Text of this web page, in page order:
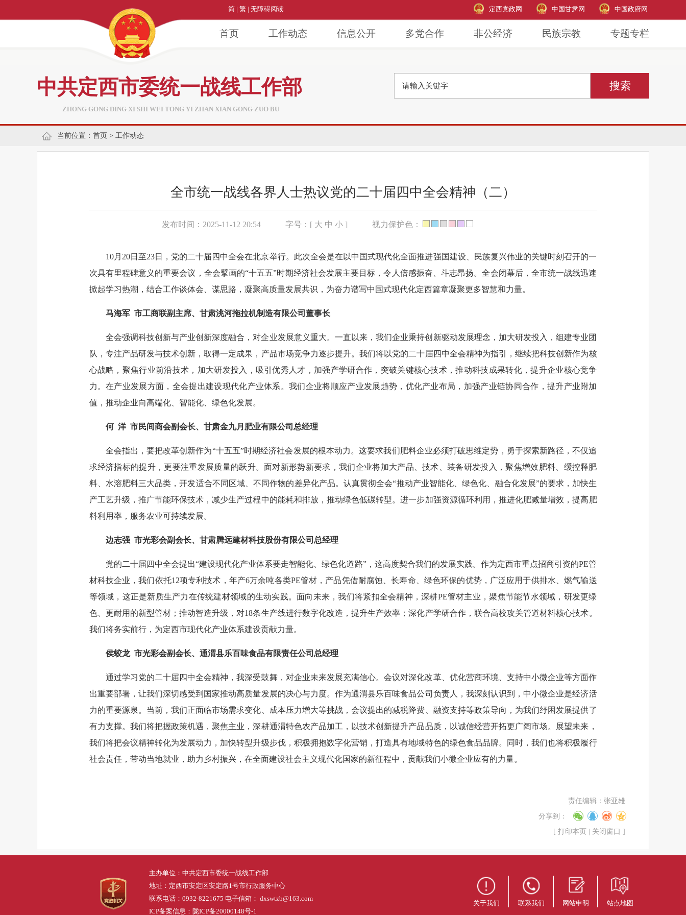
简 | 繁 | 无障碍阅读 中国政府网
中国甘肃网
定西党政网
首页 工作动态 信息公开 多党合作 非公经济 民族宗教 专题专栏
中共定西市委统一战线工作部
ZHONG GONG DING XI SHI WEI TONG YI ZHAN XIAN GONG ZUO BU
当前位置： 首页 > 工作动态
全市统一战线各界人士热议党的二十届四中全会精神（二）
发布时间：2025-11-12 20:54 字号：[ 大 中 小 ] 视力保护色：
10月20日至23日，党的二十届四中全会在北京举行。此次全会是在以中国式现代化全面推进强国建设、民族复兴伟业的关键时刻召开的一
次具有里程碑意义的重要会议，全会擘画的“十五五”时期经济社会发展主要目标，令人倍感振奋、斗志昂扬。全会闭幕后，全市统一战线迅速
掀起学习热潮，结合工作谈体会、谋思路，凝聚高质量发展共识，为奋力谱写中国式现代化定西篇章凝聚更多智慧和力量。
马海军 市工商联副主席、 甘肃洮河拖拉机制造有限公司董事长
全会强调科技创新与产业创新深度融合，对企业发展意义重大。一直以来，我们企业秉持创新驱动发展理念，加大研发投入，组建专业团
队，专注产品研发与技术创新，取得一定成果，产品市场竞争力逐步提升。我们将以党的二十届四中全会精神为指引，继续把科技创新作为核
心战略，聚焦行业前沿技术，加大研发投入，吸引优秀人才，加强产学研合作，突破关键核心技术，推动科技成果转化，提升企业核心竞争
力。在产业发展方面，全会提出建设现代化产业体系。我们企业将顺应产业发展趋势，优化产业布局，加强产业链协同合作，提升产业附加
值，推动企业向高端化、智能化、绿色化发展。
何 洋 市民间商会副会长、 甘肃金九月肥业有限公司总经理
全会指出，要把改革创新作为“十五五”时期经济社会发展的根本动力。这要求我们肥料企业必须打破思维定势，勇于探索新路径，不仅追
求经济指标的提升，更要注重发展质量的跃升。面对新形势新要求，我们企业将加大产品、技术、装备研发投入，聚焦增效肥料、缓控释肥
料、水溶肥料三大品类，开发适合不同区域、不同作物的差异化产品。认真贯彻全会“推动产业智能化、绿色化、融合化发展”的要求，加快生
产工艺升级，推广节能环保技术，减少生产过程中的能耗和排放，推动绿色低碳转型。进一步加强资源循环利用，推进化肥减量增效，提高肥
料利用率，服务农业可持续发展。
边志强 市光彩会副会长、 甘肃腾远建材科技股份有限公司总经理
党的二十届四中全会提出“建设现代化产业体系要走智能化、绿色化道路”，这高度契合我们的发展实践。作为定西市重点招商引资的PE管
材科技企业，我们依托12项专利技术，年产6万余吨各类PE管材，产品凭借耐腐蚀、长寿命、绿色环保的优势，广泛应用于供排水、燃气输送
等领域，这正是新质生产力在传统建材领域的生动实践。面向未来，我们将紧扣全会精神，深耕PE管材主业，聚焦节能节水领域，研发更绿
色、更耐用的新型管材；推动智造升级，对18条生产线进行数字化改造，提升生产效率；深化产学研合作，联合高校攻关管道材料核心技术。
我们将务实前行，为定西市现代化产业体系建设贡献力量。
侯蛟龙 市光彩会副会长、通渭县乐百味食品有限责任公司总经理
通过学习党的二十届四中全会精神，我深受鼓舞，对企业未来发展充满信心。会议对深化改革、优化营商环境、支持中小微企业等方面作
出重要部署，让我们深切感受到国家推动高质量发展的决心与力度。作为通渭县乐百味食品公司负责人，我深刻认识到，中小微企业是经济活
力的重要源泉。当前，我们正面临市场需求变化、成本压力增大等挑战，会议提出的减税降费、融资支持等政策导向，为我们纾困发展提供了
有力支撑。我们将把握政策机遇，聚焦主业，深耕通渭特色农产品加工，以技术创新提升产品品质，以诚信经营开拓更广阔市场。展望未来，
我们将把会议精神转化为发展动力，加快转型升级步伐，积极拥抱数字化营销，打造具有地域特色的绿色食品品牌。同时，我们也将积极履行
社会责任，带动当地就业，助力乡村振兴，在全面建设社会主义现代化国家的新征程中，贡献我们小微企业应有的力量。
责任编辑： 张亚雄
分享到：
[ 打印本页 关闭窗口 ]
主办单位：中共定西市委统一战线工作部
地址：定西市安定区安定路1号市行政服务中心
联系电话：0932-8221675 电子信箱： dxswtzb@163.com
ICP备案信息： 陇ICP备20000148号-1
关于我们 联系我们 网站申明 站点地图